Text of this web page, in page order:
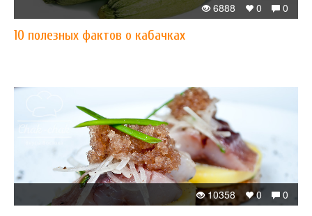
0
0
6888
10 полезных фактов о кабачках
0
0
10358